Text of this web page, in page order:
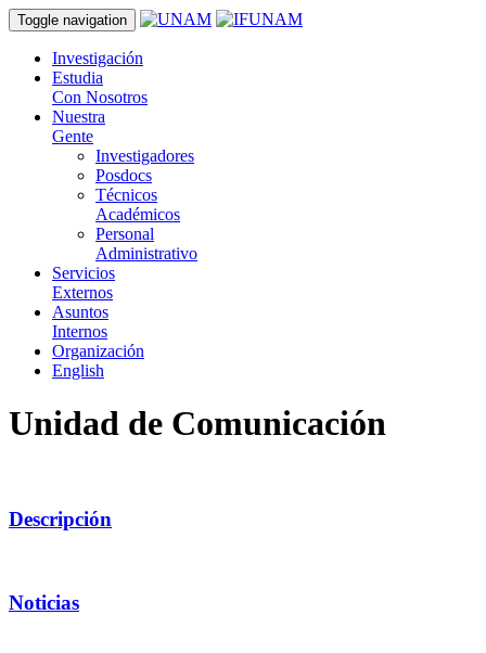
Toggle navigation
Investigación
Estudia
Con Nosotros
Nuestra
Gente
Investigadores
Posdocs
Técnicos
Académicos
Personal
Administrativo
Servicios
Externos
Asuntos
Internos
Organización
English
Unidad de Comunicación
Descripción
Noticias